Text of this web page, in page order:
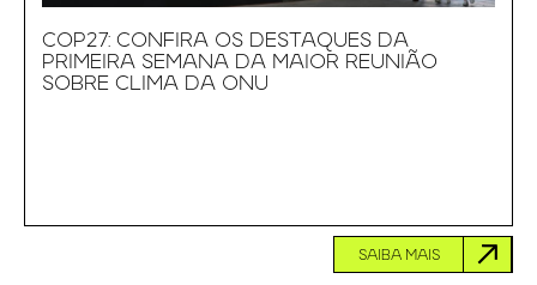
COP27: CONFIRA OS DESTAQUES DA
PRIMEIRA SEMANA DA MAIOR REUNIÃO
SOBRE CLIMA DA ONU
SAIBA MAIS